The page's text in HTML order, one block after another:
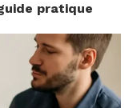
pratique